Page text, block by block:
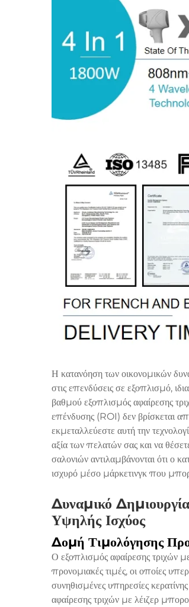
Η κατανόηση των οικονομικών
στις επενδύσεις σε εξοπλισμό,
βαθμού εξοπλισμός αφαίρεσης
επένδυσης (ROI) δεν βρίσκεται
εκμεταλλεύεστε αυτή την
αξία των πελατών σας και να
σαλονιών αντιλαμβάνονται ότι ο
ισχυρό μέσο μάρκετινγκ που
Δυναμικό
Υψηλής Ισχύος
Δομή Τιμολόγησης
Ο εξοπλισμός αφαίρεσης τριχών
προνομιακές τιμές, οι οποίες
συνηθισμένες υπηρεσίες
αφαίρεσης τριχών με λέιζερ